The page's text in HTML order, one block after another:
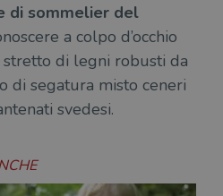
di sommelier del
a colpo d’occhio
di legni robusti da
di segatura misto ceneri
svedesi.